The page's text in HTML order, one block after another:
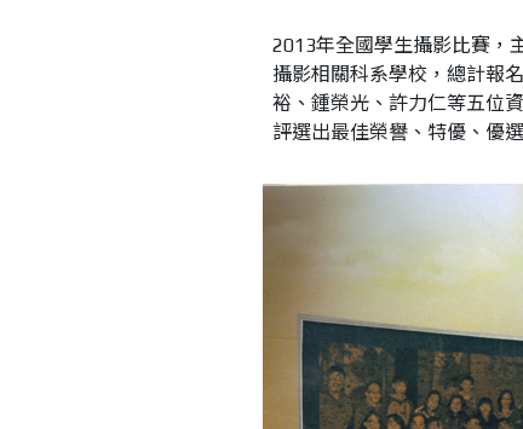
2013年全國學生攝影比賽，
攝影相關科系學校，總計報
裕、鍾榮光、許力仁等五位
評選出最佳榮譽、特優、優